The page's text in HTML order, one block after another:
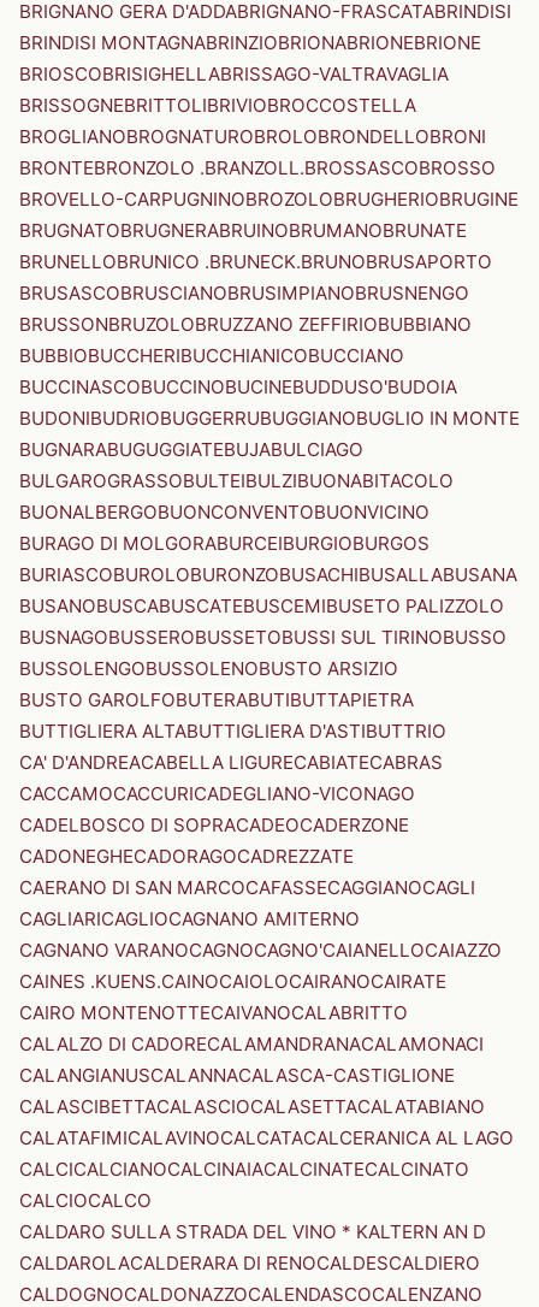
BRIGNANO GERA D'ADDABRIGNANO-FRASCATABRINDISI
BRINDISI MONTAGNABRINZIOBRIONABRIONEBRIONE
BRIOSCOBRISIGHELLABRISSAGO-VALTRAVAGLIA
BRISSOGNEBRITTOLIBRIVIOBROCCOSTELLA
BROGLIANOBROGNATUROBROLOBRONDELLOBRONI
BRONTEBRONZOLO .BRANZOLL.BROSSASCOBROSSO
BROVELLO-CARPUGNINOBROZOLOBRUGHERIOBRUGINE
BRUGNATOBRUGNERABRUINOBRUMANOBRUNATE
BRUNELLOBRUNICO .BRUNECK.BRUNOBRUSAPORTO
BRUSASCOBRUSCIANOBRUSIMPIANOBRUSNENGO
BRUSSONBRUZOLOBRUZZANO ZEFFIRIOBUBBIANO
BUBBIOBUCCHERIBUCCHIANICOBUCCIANO
BUCCINASCOBUCCINOBUCINEBUDDUSO'BUDOIA
BUDONIBUDRIOBUGGERRUBUGGIANOBUGLIO IN MONTE
BUGNARABUGUGGIATEBUJABULCIAGO
BULGAROGRASSOBULTEIBULZIBUONABITACOLO
BUONALBERGOBUONCONVENTOBUONVICINO
BURAGO DI MOLGORABURCEIBURGIOBURGOS
BURIASCOBUROLOBURONZOBUSACHIBUSALLABUSANA
BUSANOBUSCABUSCATEBUSCEMIBUSETO PALIZZOLO
BUSNAGOBUSSEROBUSSETOBUSSI SUL TIRINOBUSSO
BUSSOLENGOBUSSOLENOBUSTO ARSIZIO
BUSTO GAROLFOBUTERABUTIBUTTAPIETRA
BUTTIGLIERA ALTABUTTIGLIERA D'ASTIBUTTRIO
CA' D'ANDREACABELLA LIGURECABIATECABRAS
CACCAMOCACCURICADEGLIANO-VICONAGO
CADELBOSCO DI SOPRACADEOCADERZONE
CADONEGHECADORAGOCADREZZATE
CAERANO DI SAN MARCOCAFASSECAGGIANOCAGLI
CAGLIARICAGLIOCAGNANO AMITERNO
CAGNANO VARANOCAGNOCAGNO'CAIANELLOCAIAZZO
CAINES .KUENS.CAINOCAIOLOCAIRANOCAIRATE
CAIRO MONTENOTTECAIVANOCALABRITTO
CALALZO DI CADORECALAMANDRANACALAMONACI
CALANGIANUSCALANNACALASCA-CASTIGLIONE
CALASCIBETTACALASCIOCALASETTACALATABIANO
CALATAFIMICALAVINOCALCATACALCERANICA AL LAGO
CALCICALCIANOCALCINAIACALCINATECALCINATO
CALCIOCALCO
CALDARO SULLA STRADA DEL VINO * KALTERN AN D
CALDAROLACALDERARA DI RENOCALDESCALDIERO
CALDOGNOCALDONAZZOCALENDASCOCALENZANO